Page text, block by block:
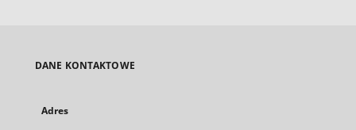
DANE KONTAKTOWE
Adres